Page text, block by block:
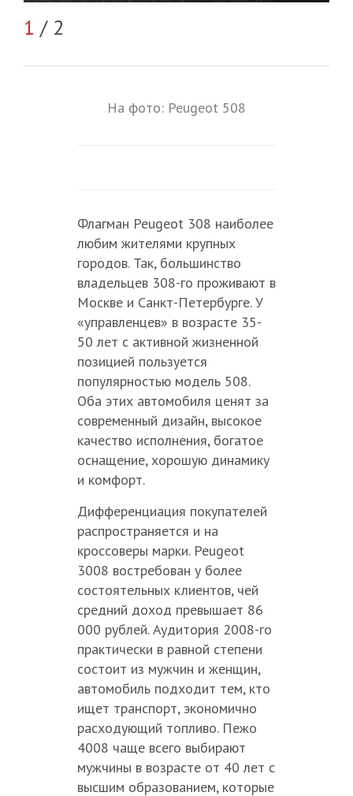
1 / 2
На фото: Peugeot 508
Флагман Peugeot 308 наиболее
любим жителями крупных
городов. Так, большинство
владельцев 308-го проживают в
Москве и Санкт-Петербурге. У
«управленцев» в возрасте 35-
50 лет с активной жизненной
позицией пользуется
популярностью модель 508.
Оба этих автомобиля ценят за
современный дизайн, высокое
качество исполнения, богатое
оснащение, хорошую динамику
и комфорт.
Дифференциация покупателей
распространяется и на
кроссоверы марки. Peugeot
3008 востребован у более
состоятельных клиентов, чей
средний доход превышает 86
000 рублей. Аудитория 2008-го
практически в равной степени
состоит из мужчин и женщин,
автомобиль подходит тем, кто
ищет транспорт, экономично
расходующий топливо. Пежо
4008 чаще всего выбирают
мужчины в возрасте от 40 лет с
высшим образованием, которые